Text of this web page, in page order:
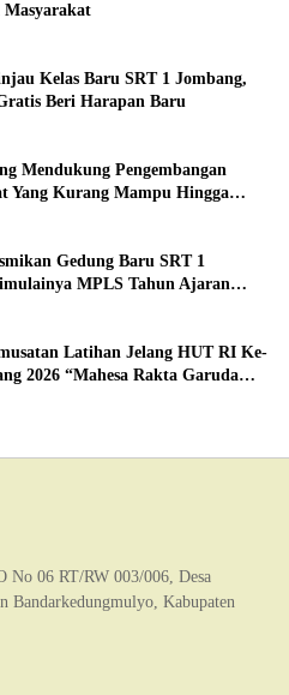
Kelas Baru SRT 1 Jombang,
Beri Harapan Baru
Mendukung Pengembangan
Yang Kurang Mampu Hingga
Untuk Sekolah Rakyat
Gedung Baru SRT 1
MPLS Tahun Ajaran
Latihan Jelang HUT RI Ke-
2026 “Mahesa Rakta Garuda
No 06 RT/RW 003/006, Desa
Bandarkedungmulyo, Kabupaten